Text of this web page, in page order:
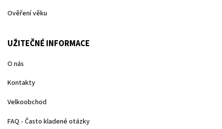
Ověření věku
UŽITEČNÉ INFORMACE
O nás
Kontakty
Velkoobchod
FAQ - Často kladené otázky